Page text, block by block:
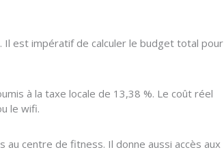
Il est impératif de calculer le budget total pour
à la taxe locale de 13,38 %. Le coût réel
le wifi.
au centre de fitness. Il donne aussi accès aux